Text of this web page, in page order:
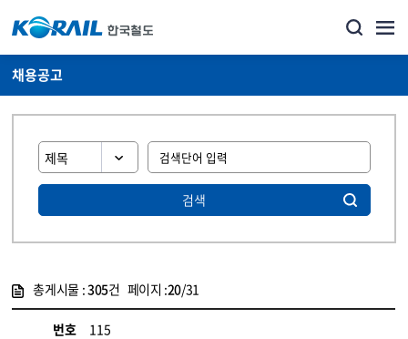
채용공고
검색
총게시물 :305건 페이지 :20/31
번호
115